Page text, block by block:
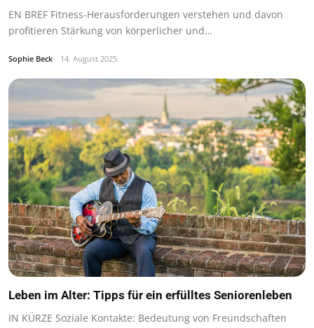
EN BREF Fitness-Herausforderungen verstehen und davon
profitieren Stärkung von körperlicher und…
Sophie Beck 14. August 2025
Leben im Alter: Tipps für ein erfülltes Seniorenleben
IN KÜRZE Soziale Kontakte: Bedeutung von Freundschaften